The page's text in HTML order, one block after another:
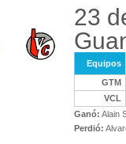
23
Equipos
GTM
VCL
Ganó: Alain
Perdió: